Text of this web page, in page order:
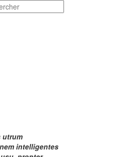
utrum
intelligentes